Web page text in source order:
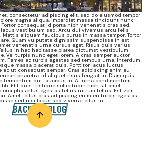
consectetur adipiscing elit, sed do eiusmod tempor
magna aliqua. Imperdiet massa tincidunt nunc
consequat id porta nibh venenatis cras sed.
lacus vestibulum sed. Arcu dui vivamus arcu felis
aliquam faucibus purus in massa tempor. Tortor
Quam vulputate dignissim suspendisse in est
venenatis urna cursus eget. Risus quis varius
in hac habitasse platea dictumst vestibulum
Vel turpis nunc eget lorem. A cras semper auctor
Fames ac turpis egestas sed tempus urna. Interdum
massa placerat duis. Porttitor lacus luctus
ac ut consequat semper. Cras adipiscing enim eu
pharetra. Id aliquet risus feugiat in. Diam quis
fermentum dui faucibus in. At urna condimentum
Elit duis tristique sollicitudin nibh sit amet
orci phasellus egestas tellus rutrum tellus. Est velit
Amet tellus cras adipiscing enim eu turpis egestas
sed nisi lacus sed viverra tellus in.
BACK TO BLOG